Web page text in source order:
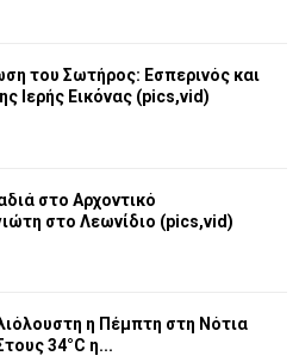
του Σωτήρος: Εσπερινός και
Ιερής Εικόνας (pics,vid)
στο Αρχοντικό
στο Λεωνίδιο (pics,vid)
η Πέμπτη στη Νότια
34°C η...